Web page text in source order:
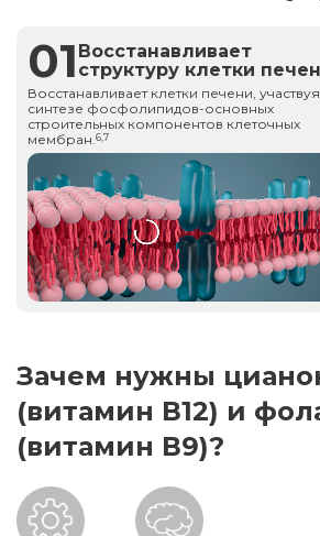
01 Восстанавливает
структуру клетки
Восстанавливает клетки печени,
синтезе фосфолипидов-основных
строительных компонентов клеточных
мембран.6,7
Зачем нужны
(витамин В12) и
(витамин В9)?